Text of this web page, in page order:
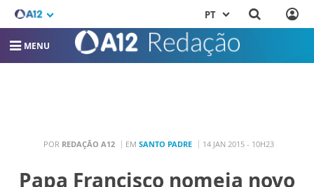
PT
MENU
POR REDAÇÃO A12 EM SANTO PADRE 14 JAN 2015 - 10H23
Papa Francisco nomeia novo